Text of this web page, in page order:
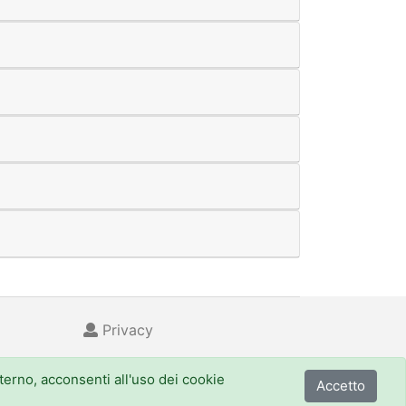
Privacy
acconsenti all'uso dei cookie
Accetto